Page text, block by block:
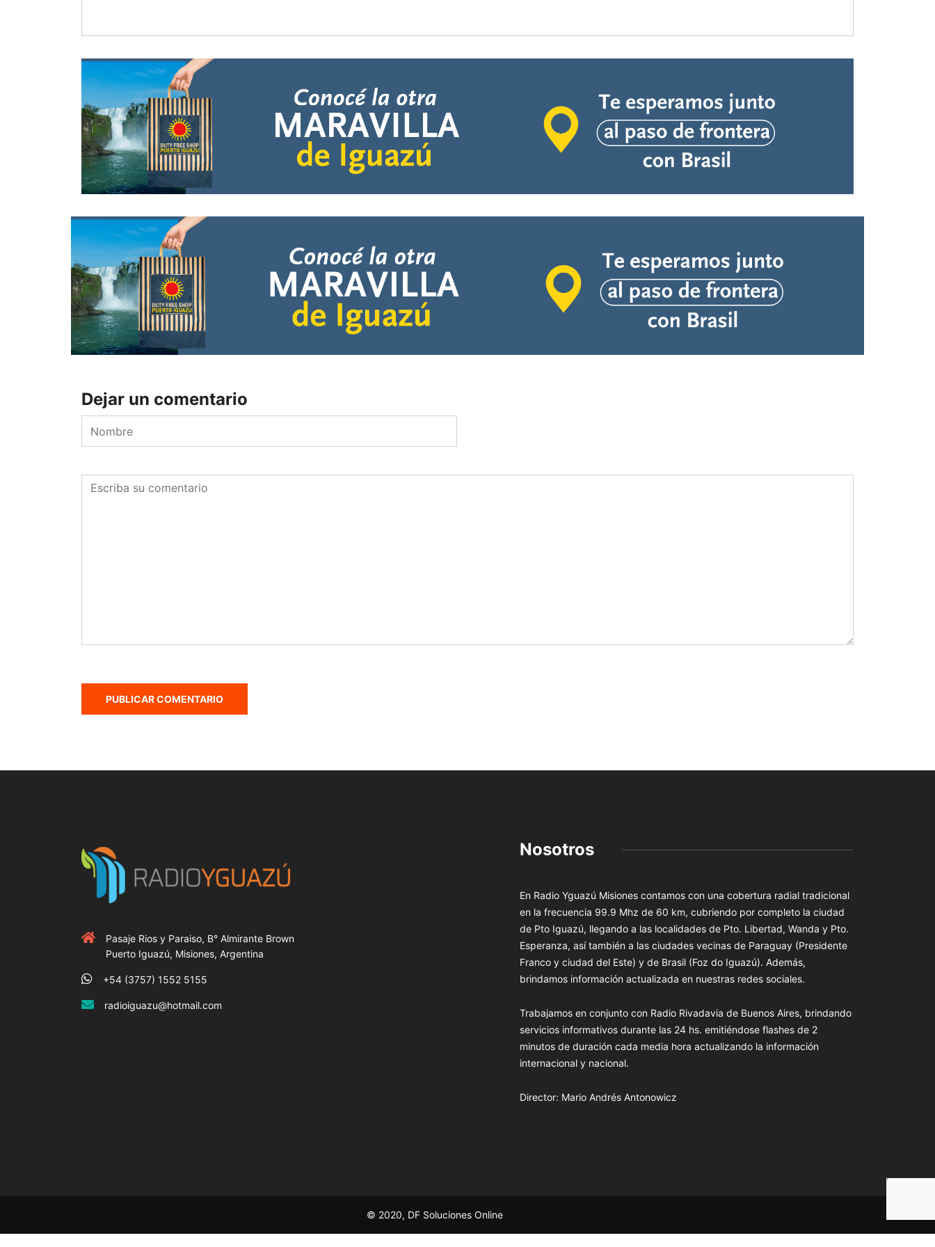
Dejar un comentario
Pasaje Rios y Paraiso, B° Almirante Brown
Puerto Iguazú, Misiones, Argentina
+54 (3757) 1552 5155
radioiguazu@hotmail.com
Nosotros
En Radio Yguazú Misiones contamos con una cobertura radial tradicional
en la frecuencia 99.9 Mhz de 60 km, cubriendo por completo la ciudad
de Pto Iguazú, llegando a las localidades de Pto. Libertad, Wanda y Pto.
Esperanza, así también a las ciudades vecinas de Paraguay (Presidente
Franco y ciudad del Este) y de Brasil (Foz do Iguazú). Además,
brindamos información actualizada en nuestras redes sociales.
Trabajamos en conjunto con Radio Rivadavia de Buenos Aires, brindando
servicios informativos durante las 24 hs. emitiéndose flashes de 2
minutos de duración cada media hora actualizando la información
internacional y nacional.
Director: Mario Andrés Antonowicz
© 2020, DF Soluciones Online